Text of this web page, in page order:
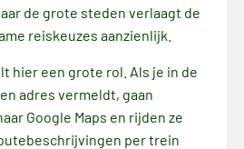
de grote steden verlaagt de
reiskeuzes aanzienlijk.
hier een grote rol. Als je in de
adres vermeldt, gaan
Google Maps en rijden ze
per trein